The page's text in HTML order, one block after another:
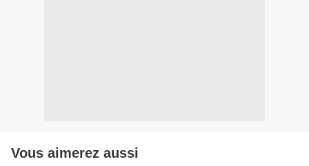
Vous aimerez aussi